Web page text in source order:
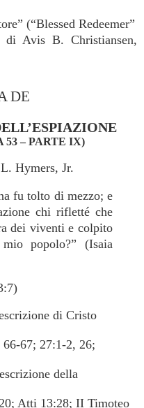
(“Blessed Redeemer”
di Avis B. Christiansen,
DE
53 – PARTE IX)
Hymers, Jr.
fu tolto di mezzo; e
chi rifletté che
dei viventi e colpito
popolo?” (Isaia
di Cristo
67; 27:1-2, 26;
della
Atti 13:28; II Timoteo